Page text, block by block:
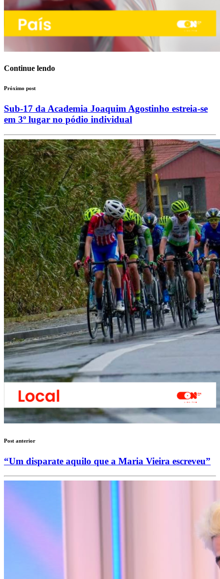
Continue lendo
Próximo post
Sub-17 da Academia Joaquim Agostinho estreia-se
em 3º lugar no pódio individual
Post anterior
“Um disparate aquilo que a Maria Vieira escreveu”